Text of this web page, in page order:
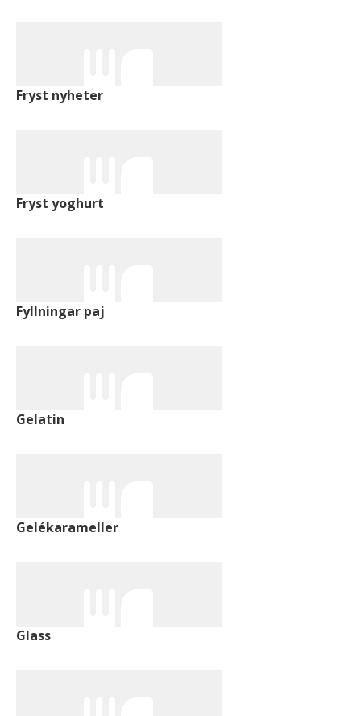
Fryst nyheter
Fryst yoghurt
Fyllningar paj
Gelatin
Gelékarameller
Glass